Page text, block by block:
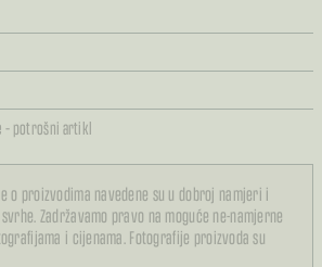
– potrošni artikl
o proizvodima navedene su u dobroj namjeri i
Zadržavamo pravo na moguće ne-namjerne
i cijenama. Fotografije proizvoda su